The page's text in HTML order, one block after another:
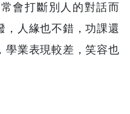
會打斷別人的對話而
，人緣也不錯，功課還
學業表現較差，笑容也